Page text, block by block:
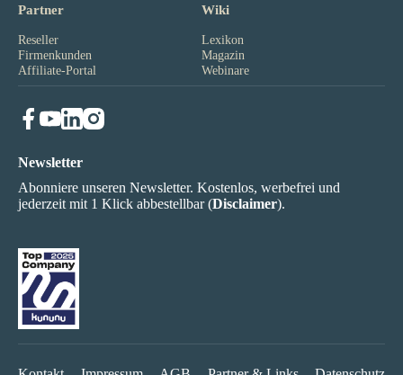
Partner
Reseller
Firmenkunden
Affiliate-Portal
Wiki
Lexikon
Magazin
Webinare
Newsletter
Abonniere unseren Newsletter. Kostenlos, werbefrei und
jederzeit mit 1 Klick abbestellbar (Disclaimer).